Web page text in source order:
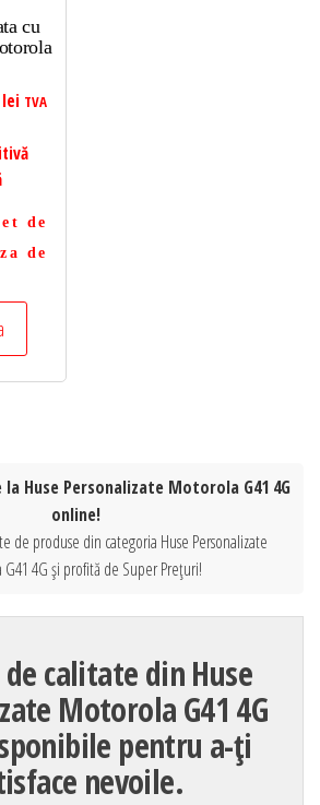
cu
lei TVA
de
de
Huse Personalizate Motorola G41 4G
online!
de produse din categoria Huse Personalizate
4G și profită de Super Prețuri!
de calitate din Huse
Motorola G41 4G
pentru a-ți
nevoile.